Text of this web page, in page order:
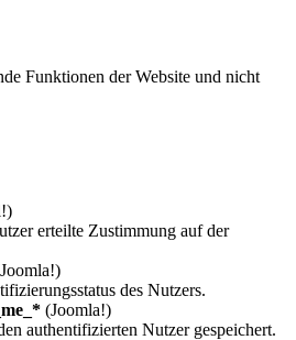
Funktionen der Website und nicht
erteilte Zustimmung auf der
des Nutzers.
(Joomla!)
authentifizierten Nutzer gespeichert.